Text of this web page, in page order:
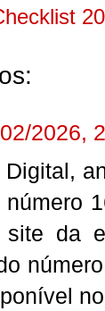
2026,
Digital,
da